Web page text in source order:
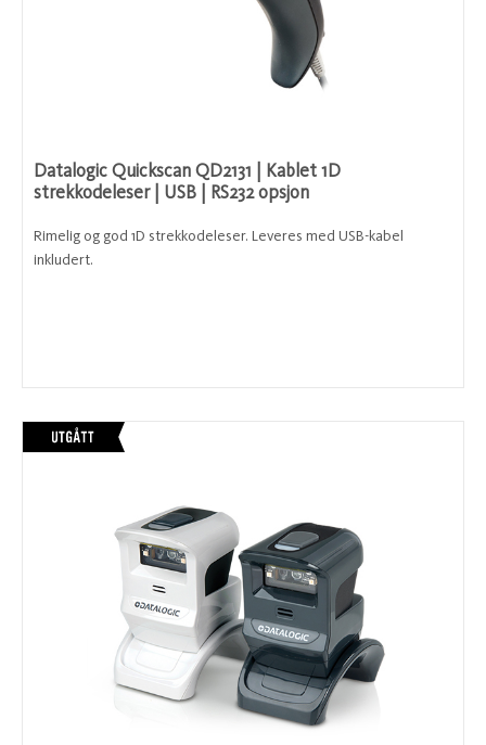
Datalogic Quickscan QD2131 | Kablet 1D
strekkodeleser | USB | RS232 opsjon
Rimelig og god 1D strekkodeleser. Leveres med USB-kabel
inkludert.